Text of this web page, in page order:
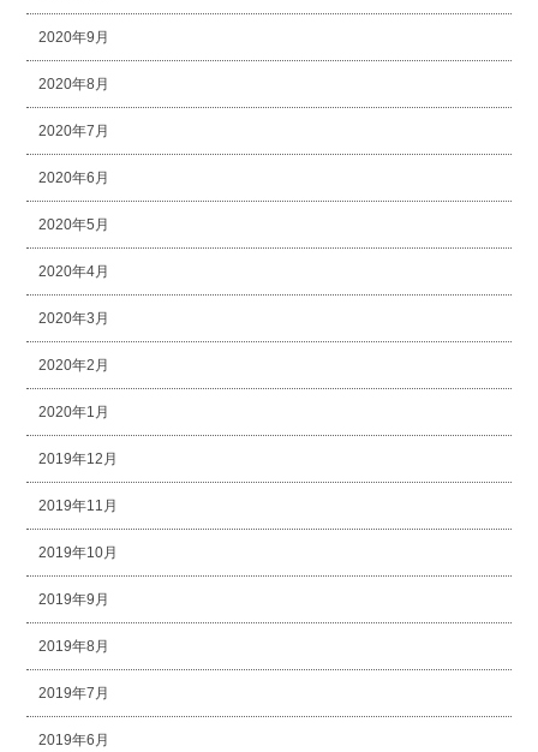
2020年9月
2020年8月
2020年7月
2020年6月
2020年5月
2020年4月
2020年3月
2020年2月
2020年1月
2019年12月
2019年11月
2019年10月
2019年9月
2019年8月
2019年7月
2019年6月